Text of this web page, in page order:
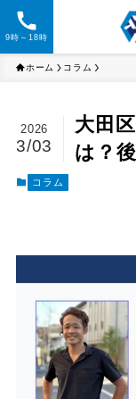
9時～18時
ホーム コラム
大田
は？
2026
3/03
コラム